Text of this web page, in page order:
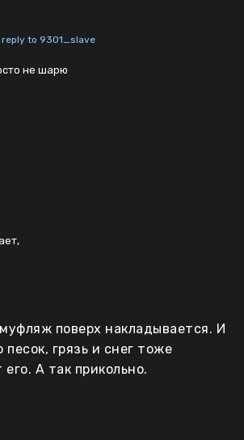
reply to 9301_slave
не шарю
поверх накладывается. И
песок, грязь и снег тоже
А так прикольно.